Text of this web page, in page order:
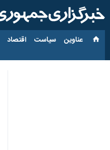
عناوین‌ سیاست اقتصاد